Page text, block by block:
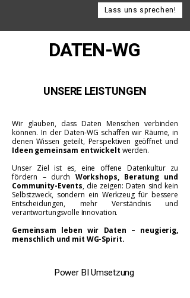
Lass uns sprechen!
DATEN-WG
UNSERE LEISTUNGEN
Wir glauben, dass Daten Menschen verbinden
können. In der Daten-WG schaffen wir Räume, in
denen Wissen geteilt, Perspektiven geöffnet und
Ideen gemeinsam entwickelt werden.
Unser Ziel ist es, eine offene Datenkultur zu
fördern – durch Workshops, Beratung und
Community-Events, die zeigen: Daten sind kein
Selbstzweck, sondern ein Werkzeug für bessere
Entscheidungen, mehr Verständnis und
verantwortungsvolle Innovation.
Gemeinsam leben wir Daten – neugierig,
menschlich und mit WG-Spirit.
Power BIUmsetzung